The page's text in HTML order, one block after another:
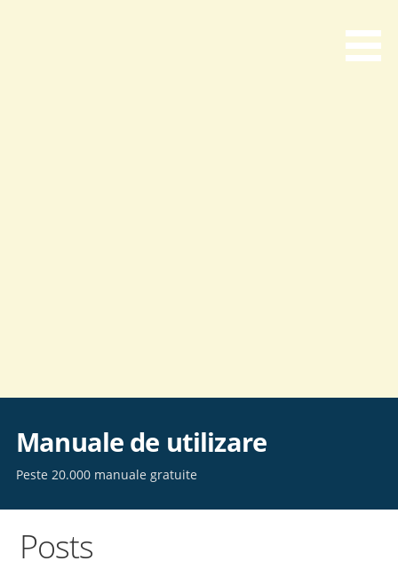
content
Manuale de utilizare
Peste 20.000 manuale gratuite
Posts